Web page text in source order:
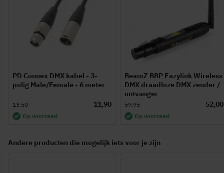
PD Connex DMX kabel - 3-
polig Male/Female - 6 meter
11,90
13,50
Op voorraad
BeamZ BBP Eazylink Wireless
DMX draadloze DMX zender /
ontvanger
52,00
59,95
Op voorraad
Andere producten die mogelijk iets voor je zijn